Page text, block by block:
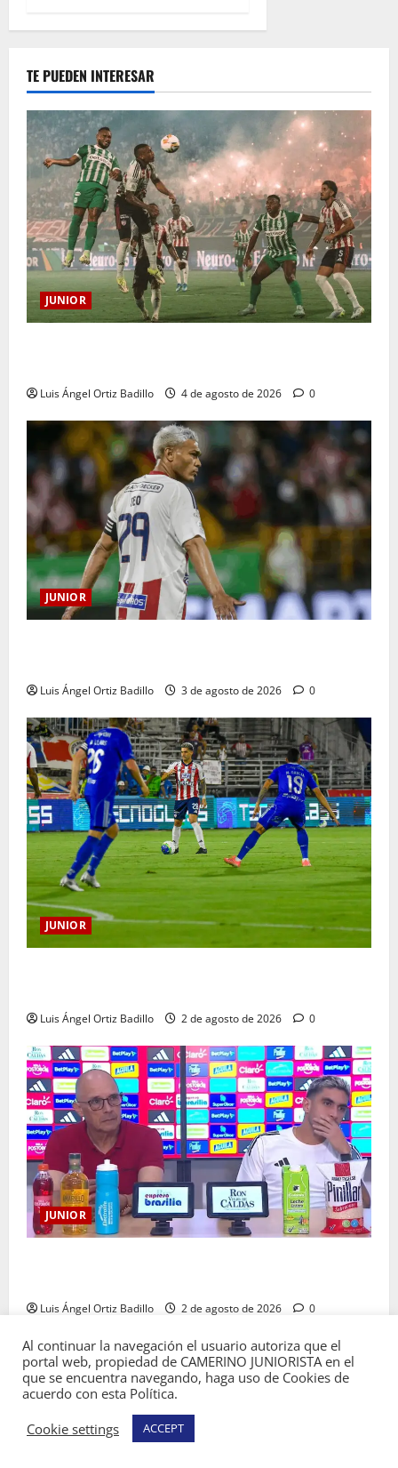
TE PUEDEN INTERESAR
JUNIOR
Luis Ángel Ortiz Badillo 4 de agosto de 2026 0
JUNIOR
Luis Ángel Ortiz Badillo 3 de agosto de 2026 0
JUNIOR
Luis Ángel Ortiz Badillo 2 de agosto de 2026 0
JUNIOR
Luis Ángel Ortiz Badillo 2 de agosto de 2026 0
Copyright © Todos los derechos reservados
Camerino Juniorista.|MoreNews
Al continuar la navegación el usuario autoriza que el
portal web, propiedad de CAMERINO JUNIORISTA en el
que se encuentra navegando, haga uso de Cookies de
acuerdo con esta Política.
Cookie settings
ACCEPT